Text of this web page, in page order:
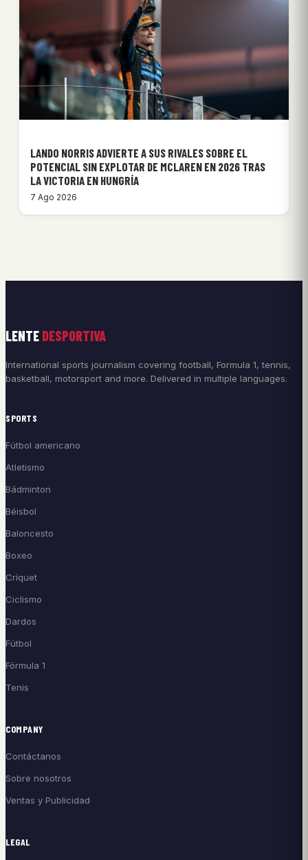
LANDO NORRIS ADVIERTE A SUS RIVALES SOBRE EL
POTENCIAL SIN EXPLOTAR DE MCLAREN EN 2026 TRAS
LA VICTORIA EN HUNGRÍA
7 Ago 2026
LENTE DESPORTIVA
International sports journalism covering football, Formula 1, tennis,
basketball, motorsport and more. Delivered in multiple languages.
SPORTS
Fútbol americano
Atletismo
Bádminton
Béisbol
Baloncesto
Boxeo
Críquet
Ciclismo
Dardos
Fútbol
Fórmula 1
Tenis
COMPANY
Contáctanos
Sobre nosotros
Ventas y Publicidad
LEGAL